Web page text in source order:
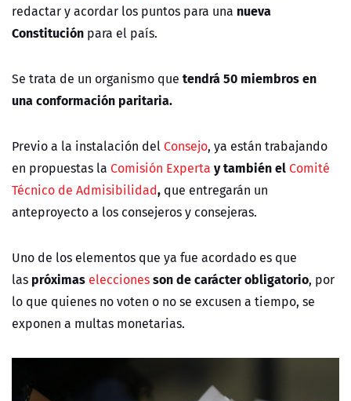
redactar y acordar los puntos para una nueva
Constitución para el país.
Se trata de un organismo que tendrá 50 miembros en
una conformación paritaria.
Previo a la instalación del Consejo, ya están trabajando
en propuestas la Comisión Experta y también el Comité
Técnico de Admisibilidad, que entregarán un
anteproyecto a los consejeros y consejeras.
Uno de los elementos que ya fue acordado es que
las próximas eleccionesson de carácter obligatorio, por
lo que quienes no voten o no se excusen a tiempo, se
exponen a multas monetarias.